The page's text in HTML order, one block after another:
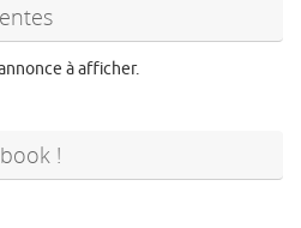
à afficher.
!